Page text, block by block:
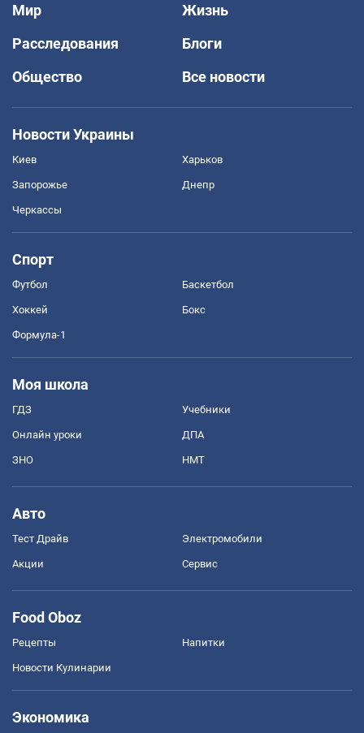
Мир
Жизнь
Расследования
Блоги
Общество
Все новости
Новости Украины
Киев Харьков
Запорожье Днепр
Черкассы
Спорт
Футбол Баскетбол
Хоккей Бокс
Формула-1
Моя школа
ГДЗ Учебники
Онлайн уроки ДПА
ЗНО НМТ
Авто
Тест Драйв Электромобили
Акции Сервис
Food Oboz
Рецепты Напитки
Новости Кулинарии
Экономика